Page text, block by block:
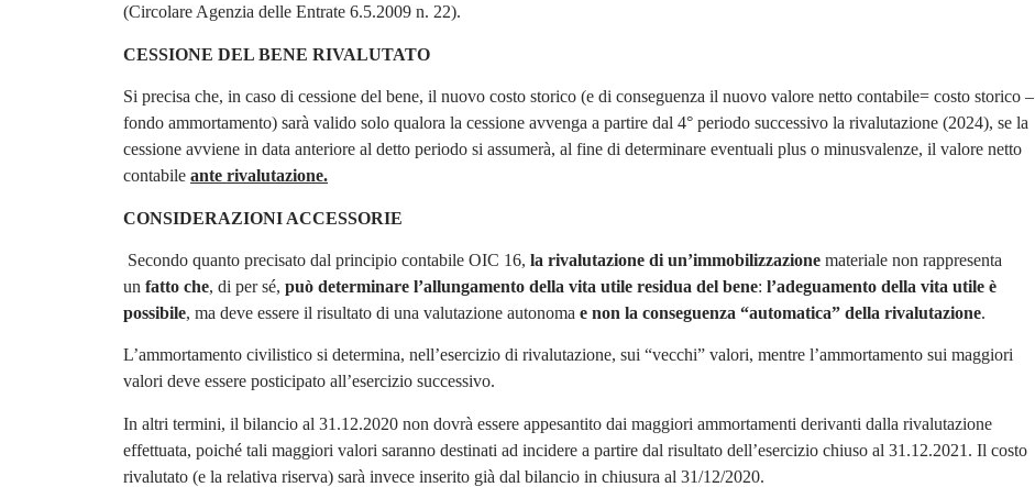
(Circolare Agenzia delle Entrate 6.5.2009 n. 22).
CESSIONE DEL BENE RIVALUTATO
Si precisa che, in caso di cessione del bene, il nuovo costo storico (e di conseguenza il nuovo valore netto contabile= costo storico –
fondo ammortamento) sarà valido solo qualora la cessione avvenga a partire dal 4° periodo successivo la rivalutazione (2024), se la
cessione avviene in data anteriore al detto periodo si assumerà, al fine di determinare eventuali plus o minusvalenze, il valore netto
contabile ante rivalutazione.
CONSIDERAZIONI ACCESSORIE
Secondo quanto precisato dal principio contabile OIC 16, la rivalutazione di un’immobilizzazione materiale non rappresenta
un fatto che, di per sé, può determinare l’allungamento della vita utile residua del bene: l’adeguamento della vita utile è
possibile, ma deve essere il risultato di una valutazione autonoma e non la conseguenza “automatica” della rivalutazione.
L’ammortamento civilistico si determina, nell’esercizio di rivalutazione, sui “vecchi” valori, mentre l’ammortamento sui maggiori
valori deve essere posticipato all’esercizio successivo.
In altri termini, il bilancio al 31.12.2020 non dovrà essere appesantito dai maggiori ammortamenti derivanti dalla rivalutazione
effettuata, poiché tali maggiori valori saranno destinati ad incidere a partire dal risultato dell’esercizio chiuso al 31.12.2021. Il costo
rivalutato (e la relativa riserva) sarà invece inserito già dal bilancio in chiusura al 31/12/2020.